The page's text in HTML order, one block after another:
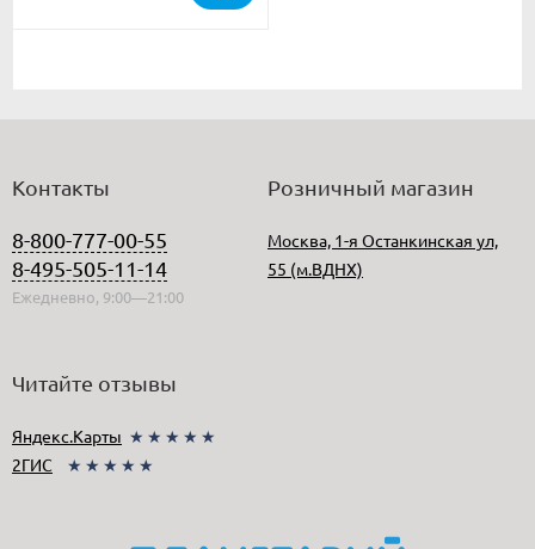
Контакты
8-800-777-00-55
8-495-505-11-14
Ежедневно, 9:00—21:00
Розничный магазин
Москва, 1-я Останкинская ул,
55 (м.ВДНХ)
Читайте отзывы
Яндекс.Карты ★★★★★
2ГИС
★★★★★